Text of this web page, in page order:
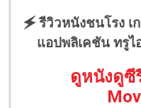
🗲 รีวิวหนังชนโรง เ
แอปพลิเคชัน ทรูไ
ดูหนังดูซี